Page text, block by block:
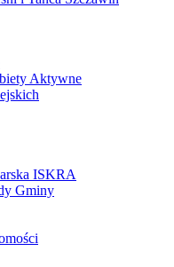
Aktywne
ISKRA
Gminy